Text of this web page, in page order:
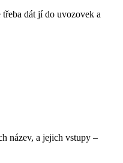
dát jí do uvozovek a
název, a jejich vstupy –